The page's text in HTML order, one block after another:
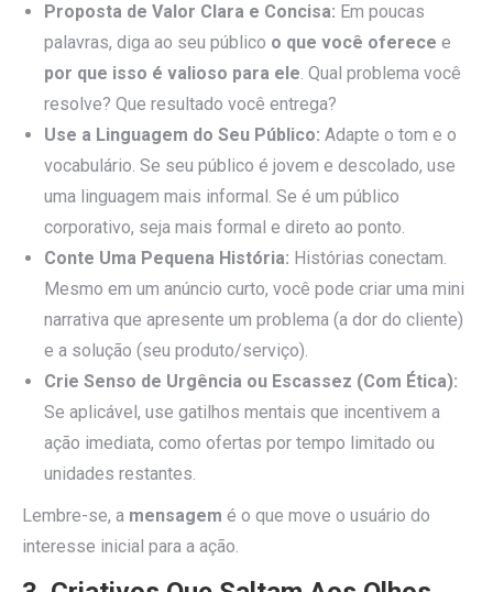
Proposta de Valor Clara e Concisa: Em poucas
palavras, diga ao seu público o que você oferece e
por que isso é valioso para ele. Qual problema você
resolve? Que resultado você entrega?
Use a Linguagem do Seu Público: Adapte o tom e o
vocabulário. Se seu público é jovem e descolado, use
uma linguagem mais informal. Se é um público
corporativo, seja mais formal e direto ao ponto.
Conte Uma Pequena História: Histórias conectam.
Mesmo em um anúncio curto, você pode criar uma mini
narrativa que apresente um problema (a dor do cliente)
e a solução (seu produto/serviço).
Crie Senso de Urgência ou Escassez (Com Ética):
Se aplicável, use gatilhos mentais que incentivem a
ação imediata, como ofertas por tempo limitado ou
unidades restantes.
Lembre-se, a mensagem é o que move o usuário do
interesse inicial para a ação.